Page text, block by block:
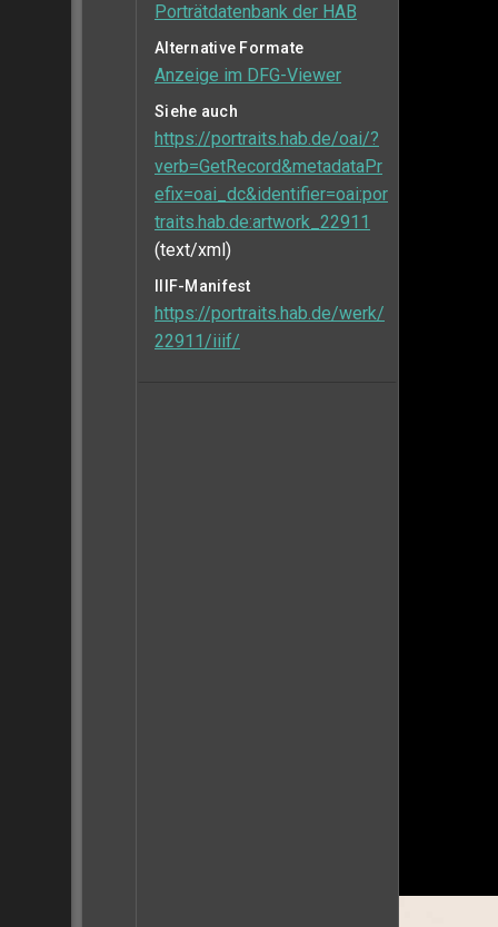
Porträtdatenbank der HAB
Alternative Formate
Anzeige im DFG-Viewer
Siehe auch
https://portraits.hab.de/oai/?
verb=GetRecord&metadataPr
efix=oai_dc&identifier=oai:por
traits.hab.de:artwork_22911
(text/xml)
IIIF-Manifest
https://portraits.hab.de/werk/
22911/iiif/